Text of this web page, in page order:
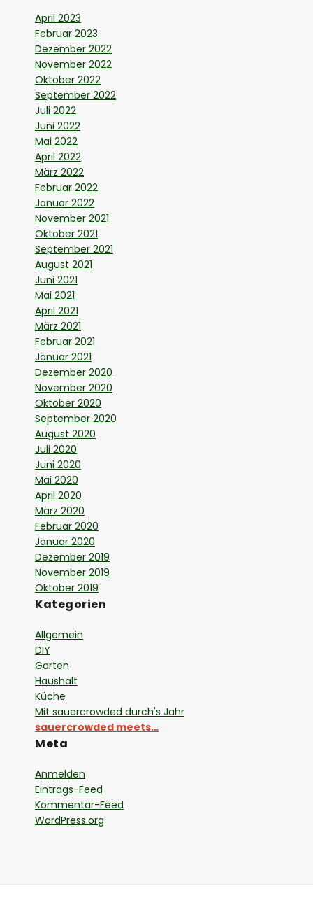
April 2023
Februar 2023
Dezember 2022
November 2022
Oktober 2022
September 2022
Juli 2022
Juni 2022
Mai 2022
April 2022
März 2022
Februar 2022
Januar 2022
November 2021
Oktober 2021
September 2021
August 2021
Juni 2021
Mai 2021
April 2021
März 2021
Februar 2021
Januar 2021
Dezember 2020
November 2020
Oktober 2020
September 2020
August 2020
Juli 2020
Juni 2020
Mai 2020
April 2020
März 2020
Februar 2020
Januar 2020
Dezember 2019
November 2019
Oktober 2019
Kategorien
Allgemein
DIY
Garten
Haushalt
Küche
Mit sauercrowded durch's Jahr
sauercrowded meets…
Meta
Anmelden
Eintrags-Feed
Kommentar-Feed
WordPress.org